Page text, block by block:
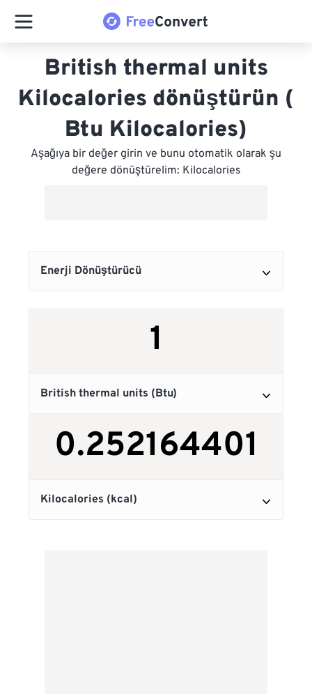
British thermal units
Kilocalories dönüştürün (
Btu Kilocalories)
Aşağıya bir değer girin ve bunu otomatik olarak şu
değere dönüştürelim: Kilocalories